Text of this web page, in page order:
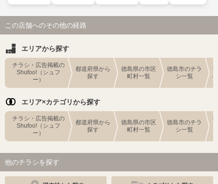
この店舗へのその他の経路
エリアから探す
チラシ・広告掲載の
Shufoo!（シュフ
ー）
都道府県から
探す
徳島県の市区
町村一覧
徳島市のチラ
シ一覧
エリア×カテゴリから探す
チラシ・広告掲載の
Shufoo!（シュフ
ー）
都道府県から
探す
徳島県の市区
町村一覧
徳島市のチラ
シ一覧
他のチラシを探す